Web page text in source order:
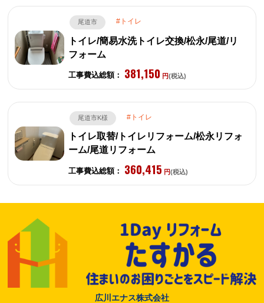
尾道市 トイレ
トイレ/簡易水洗トイレ交換/松永/尾道/リ
フォーム
工事費込総額： 381,150 円(税込)
尾道市K様 トイレ
トイレ取替/トイレリフォーム/松永リフォ
ーム/尾道リフォーム
工事費込総額： 360,415 円(税込)
広川エナス株式会社